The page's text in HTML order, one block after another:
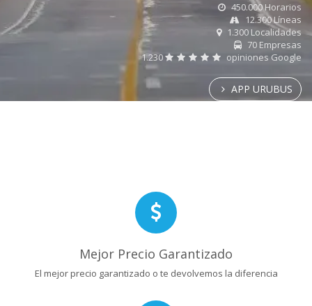
450.000 Horarios
12.300 Líneas
1.300 Localidades
70 Empresas
1.230
opiniones Google
APP URUBUS
Mejor Precio Garantizado
El mejor precio garantizado o te devolvemos la diferencia